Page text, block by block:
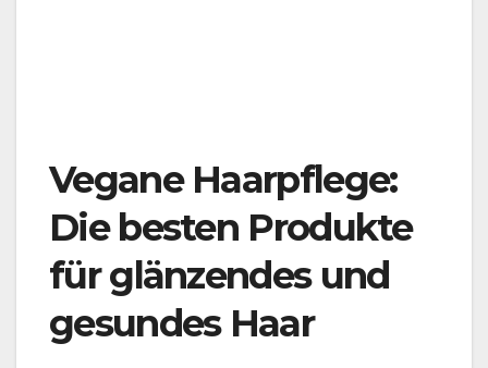
Vegane Haarpflege:
Die besten Produkte
für glänzendes und
gesundes Haar